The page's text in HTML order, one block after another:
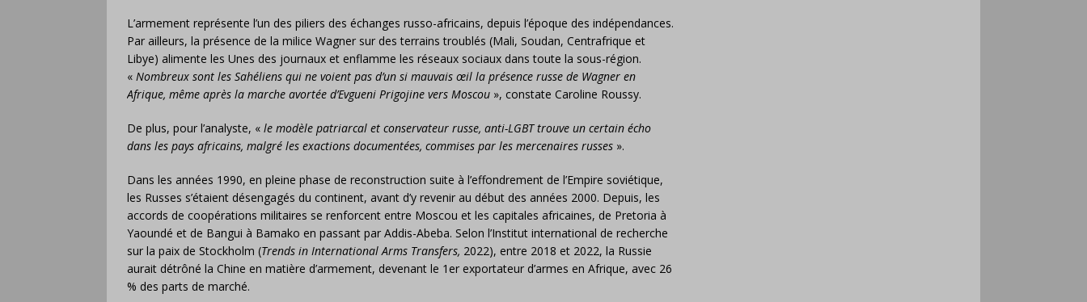
L’armement représente l’un des piliers des échanges russo-africains, depuis l’époque des indépendances.
Par ailleurs, la présence de la milice Wagner sur des terrains troublés (Mali, Soudan, Centrafrique et
Libye) alimente les Unes des journaux et enflamme les réseaux sociaux dans toute la sous-région.
« Nombreux sont les Sahéliens qui ne voient pas d’un si mauvais œil la présence russe de Wagner en
Afrique, même après la marche avortée d’Evgueni Prigojine vers Moscou », constate Caroline Roussy.
De plus, pour l’analyste, « le modèle patriarcal et conservateur russe, anti-LGBT trouve un certain écho
dans les pays africains, malgré les exactions documentées, commises par les mercenaires russes ».
Dans les années 1990, en pleine phase de reconstruction suite à l’effondrement de l’Empire soviétique,
les Russes s’étaient désengagés du continent, avant d’y revenir au début des années 2000. Depuis, les
accords de coopérations militaires se renforcent entre Moscou et les capitales africaines, de Pretoria à
Yaoundé et de Bangui à Bamako en passant par Addis-Abeba. Selon l’Institut international de recherche
sur la paix de Stockholm (Trends in International Arms Transfers, 2022), entre 2018 et 2022, la Russie
aurait détrôné la Chine en matière d’armement, devenant le 1er exportateur d’armes en Afrique, avec 26
% des parts de marché.